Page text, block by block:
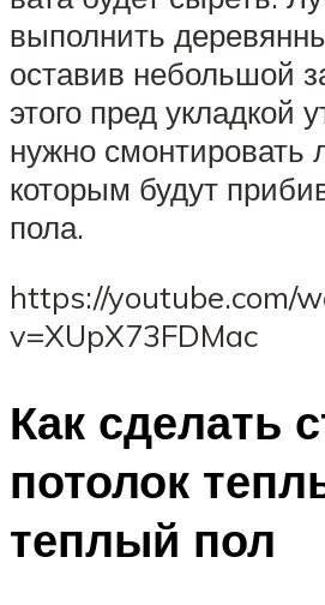
выполнить
оставив небольшой
этого пред укладкой
нужно смонтировать
которым будут
пола.
https://youtube.com/
v=XUpX73FDMac
Как сделать
потолок
теплый пол